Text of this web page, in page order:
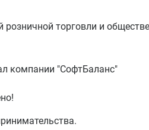
торговли и
компании "СофтБаланс"